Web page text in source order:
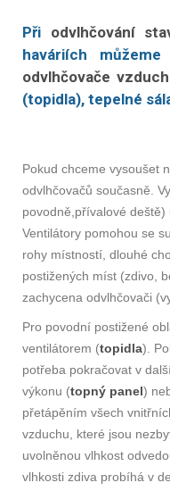
Při odvlhčování
haváriích
odvlhčovače
(topidla), tepelné
Pokud chceme vysoušet
odvlhčovačů současně.
povodně,přívalové
Ventilátory pomohou se
rohy místností, dlouhé
postižených míst (zdivo,
zachycena odvlhčovači
Pro povodní postižené
ventilátorem (topidla).
potřeba pokračovat v
výkonu (topný panel)
přetápěním všech
vzduchu, které jsou
uvolněnou vlhkost
vlhkosti zdiva probíhá v